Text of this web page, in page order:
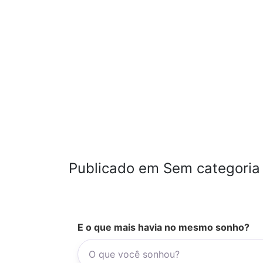
Publicado em Sem categoria
E o que mais havia no mesmo sonho?